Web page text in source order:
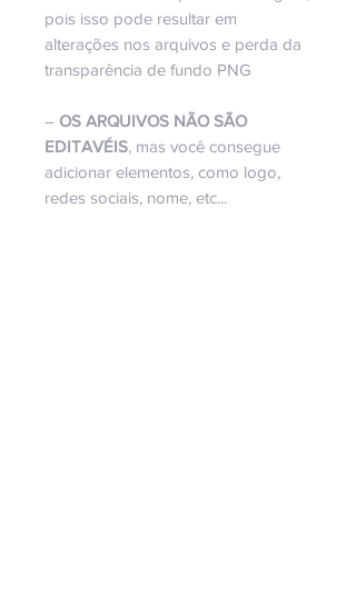
pois isso pode resultar em
alterações nos arquivos e perda da
transparência de fundo PNG
– OS ARQUIVOS NÃO SÃO
EDITAVÉIS, mas você consegue
adicionar elementos, como logo,
redes sociais, nome, etc...